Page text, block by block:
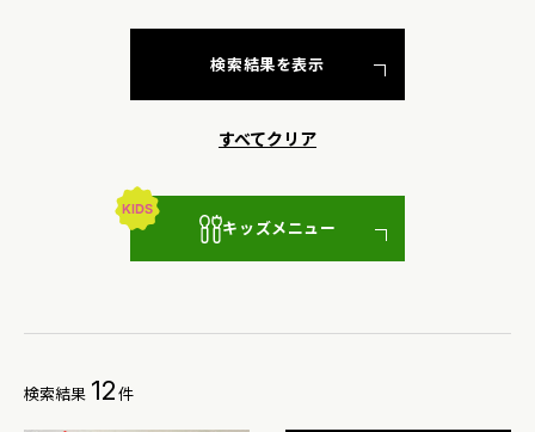
検索結果を表示
すべてクリア
キッズメニュー
検索結果 12件